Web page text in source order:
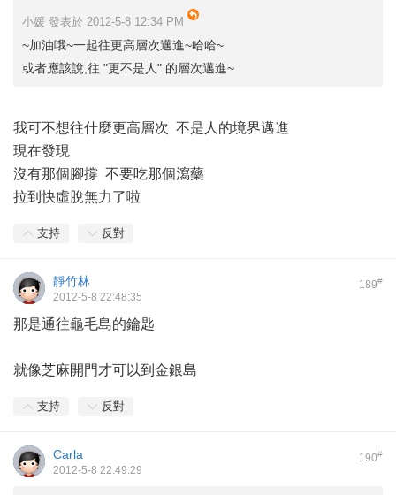
小媛 發表於 2012-5-8 12:34 PM
~加油哦~一起往更高層次邁進~哈哈~
或者應該說,往 "更不是人" 的層次邁進~
我可不想往什麼更高層次 不是人的境界邁進
現在發現
沒有那個腳撐 不要吃那個瀉藥
拉到快虛脫無力了啦
支持 反對
189#
靜竹林
2012-5-8 22:48:35
那是通往龜毛島的鑰匙
就像芝麻開門才可以到金銀島
支持 反對
190#
Carla
2012-5-8 22:49:29